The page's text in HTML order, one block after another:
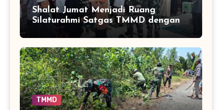
Shalat Jumat Menjadi Ruang
Silaturahmi Satgas TMMD dengan
Warga Tamban Bangun
TMMD